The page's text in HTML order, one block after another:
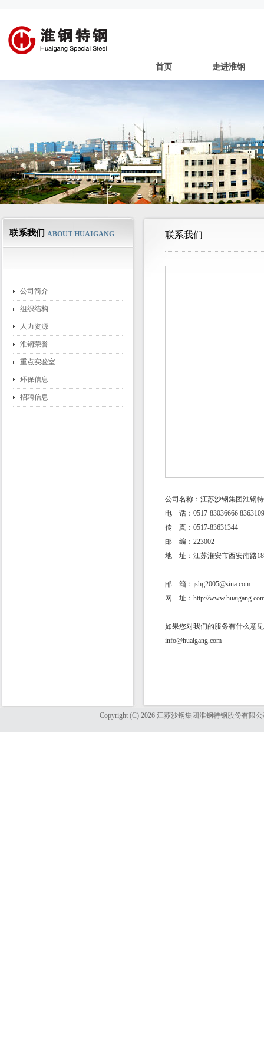
首页 走进淮钢
联系我们 ABOUT HUAIGANG
公司简介
组织结构
人力资源
淮钢荣誉
重点实验室
环保信息
招聘信息
联系我们
公司名称：江苏沙钢集团淮钢
电 话：0517-83036666
传 真：0517-83631344
邮 编：223002
地 址：江苏淮安市西安南路
邮 箱：jshg2005@sina.com
网 址：http://
如果您对我们的服务有什么意
info@huaigang.com
Copyright (C) 2026 江苏沙钢集团淮钢特钢股份有限